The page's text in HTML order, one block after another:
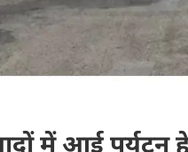
में आई पर्यटन